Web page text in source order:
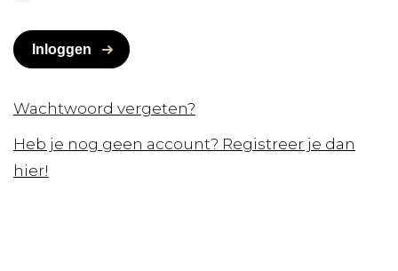
Inloggen
Wachtwoord vergeten?
Heb je nog geen account? Registreer je dan
hier!